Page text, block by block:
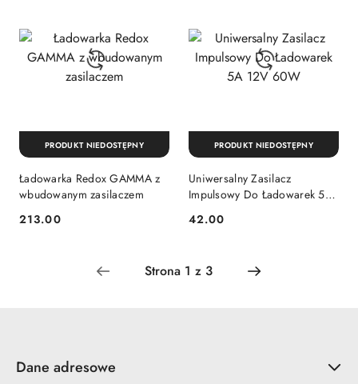
Ładowarka Redox GAMMA z
wbudowanym zasilaczem
Cena:
213.00
PRODUKT NIEDOSTĘPNY
Uniwersalny Zasilacz
Impulsowy Do Ładowarek 5A
Cena:
42.00
PRODUKT NIEDOSTĘPNY
Dane adresowe